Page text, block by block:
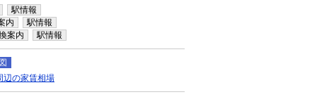
駅情報
内 駅情報
案内 駅情報
辺の家賃相場